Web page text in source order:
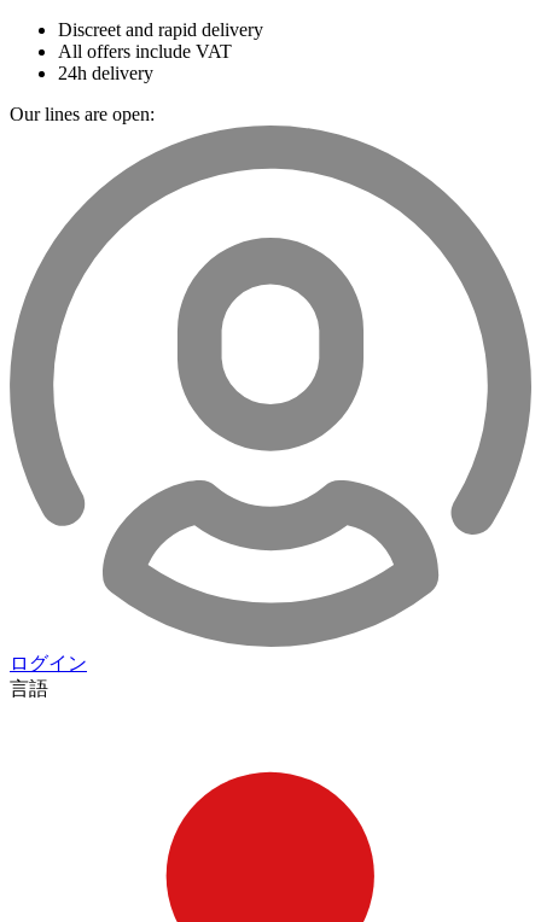
Discreet and rapid delivery
All offers include VAT
24h delivery
Our lines are open:
ログイン
言語